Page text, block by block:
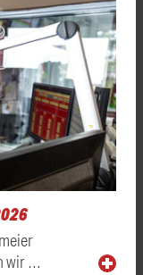
wir …